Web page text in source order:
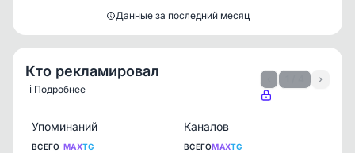
Данные за последний месяц
Кто рекламировал
ℹ️ Подробнее
›
Упоминаний
ВСЕГО MAXTG
Каналов
ВСЕГОMAXTG